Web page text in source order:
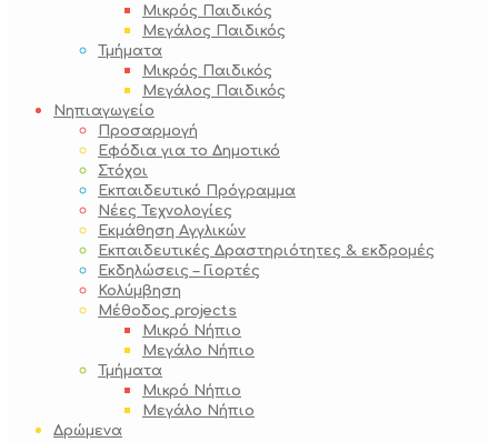
Μικρός Παιδικός
Μεγάλος Παιδικός
Τμήματα
Μικρός Παιδικός
Μεγάλος Παιδικός
Νηπιαγωγείο
Προσαρμογή
Εφόδια για το Δημοτικό
Στόχοι
Εκπαιδευτικό Πρόγραμμα
Νέες Τεχνολογίες
Εκμάθηση Αγγλικών
Εκπαιδευτικές Δραστηριότητες & εκδρομές
Εκδηλώσεις – Γιορτές
Κολύμβηση
Μέθοδος projects
Μικρό Νήπιο
Μεγάλο Νήπιο
Τμήματα
Μικρό Νήπιο
Μεγάλο Νήπιο
Δρώμενα